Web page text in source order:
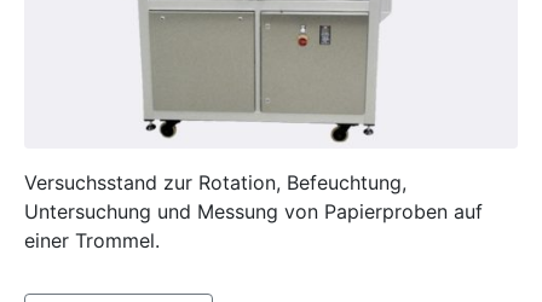
Versuchsstand zur Rotation, Befeuchtung,
Untersuchung und Messung von Papierproben auf
einer Trommel.